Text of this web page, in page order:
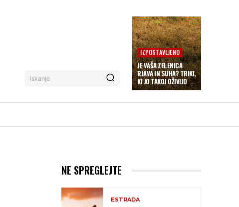
iskanje
IZPOSTAVLJENO
JE VAŠA ZELENICA
RJAVA IN SUHA? TRIKI,
KI JO TAKOJ OŽIVIJO
NE SPREGLEJTE
ESTRADA